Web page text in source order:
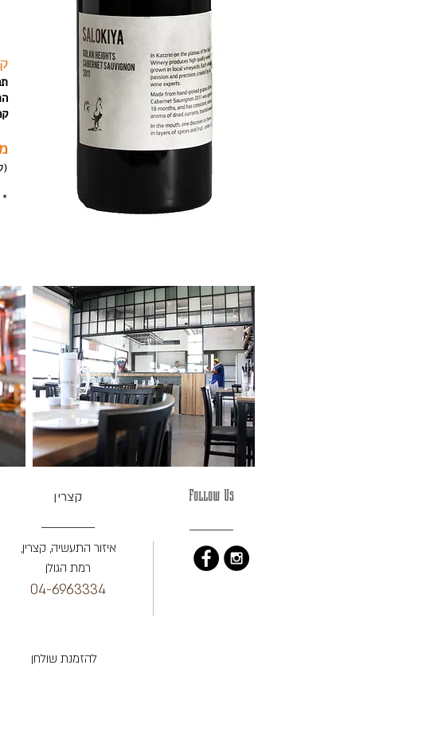
*
Follow Us קצרין
איזור התעשיה, קצרין,
רמת הגולן
04-6963334
להזמנת שולחן